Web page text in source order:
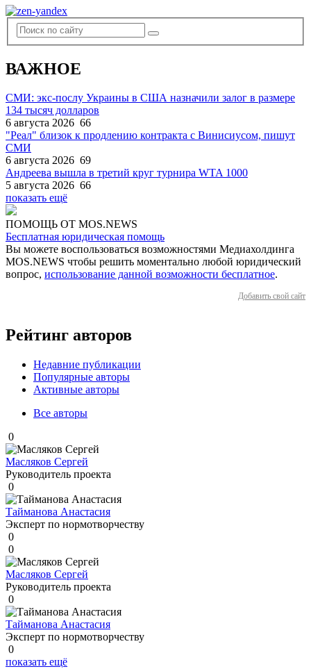
ВАЖНОЕ
СМИ: экс-послу Украины в США назначили залог в размере
134 тысяч долларов
6 августа 2026 66
"Реал" близок к продлению контракта с Винисиусом, пишут
СМИ
6 августа 2026 69
Андреева вышла в третий круг турнира WTA 1000
5 августа 2026 66
показать ещё
ПОМОЩЬ ОТ MOS.NEWS
Бесплатная юридическая помощь
Вы можете воспользоваться возможностями Медиахолдинга
MOS.NEWS чтобы решить моментально любой юридический
вопрос, использование данной возможности бесплатное.
Добавить свой сайт
Рейтинг авторов
Недавние публикации
Популярные авторы
Активные авторы
Все авторы
0
Масляков Сергей
Руководитель проекта
0
Тайманова Анастасия
Эксперт по нормотворчеству
0
0
Масляков Сергей
Руководитель проекта
0
Тайманова Анастасия
Эксперт по нормотворчеству
0
показать ещё